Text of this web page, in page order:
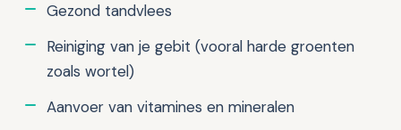
Gezond tandvlees
Reiniging van je gebit (vooral harde groenten
zoals wortel)
Aanvoer van vitamines en mineralen